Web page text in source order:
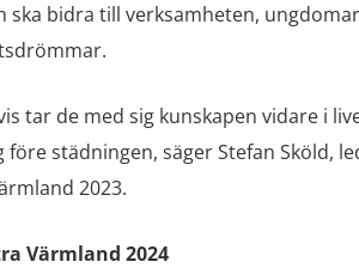
bidra till verksamheten,
tar de med sig kunskapen vidare i
städningen, säger Stefan Sköld,
2023.
Värmland 2024